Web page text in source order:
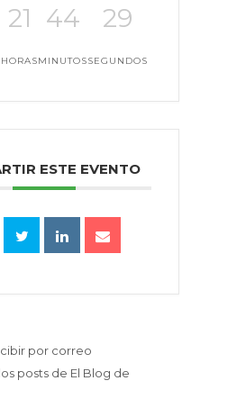
21
HORAS
44
MINUTOS
29
SEGUNDOS
ESTE EVENTO
por correo
posts de El Blog de